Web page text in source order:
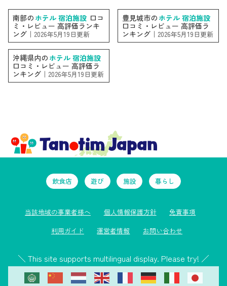
南部の ホテル 宿泊施設 口コ
ミ・レビュー 高評価ランキ
ング｜ 2026年5月19日更新
豊見城市の ホテル 宿泊施設
口コミ・レビュー 高評価ラ
ンキング｜ 2026年5月19日更新
沖縄県内の ホテル 宿泊施設
口コミ・レビュー 高評価ラ
ンキング｜ 2026年5月19日更新
飲食店 遊び 施設 暮らし
当該地域の事業者様へ 個人情報保護方針
免責事項
利用ガイド
運営者情報 お問い合わせ
＼ This site supports multilingual display. Please try! ／